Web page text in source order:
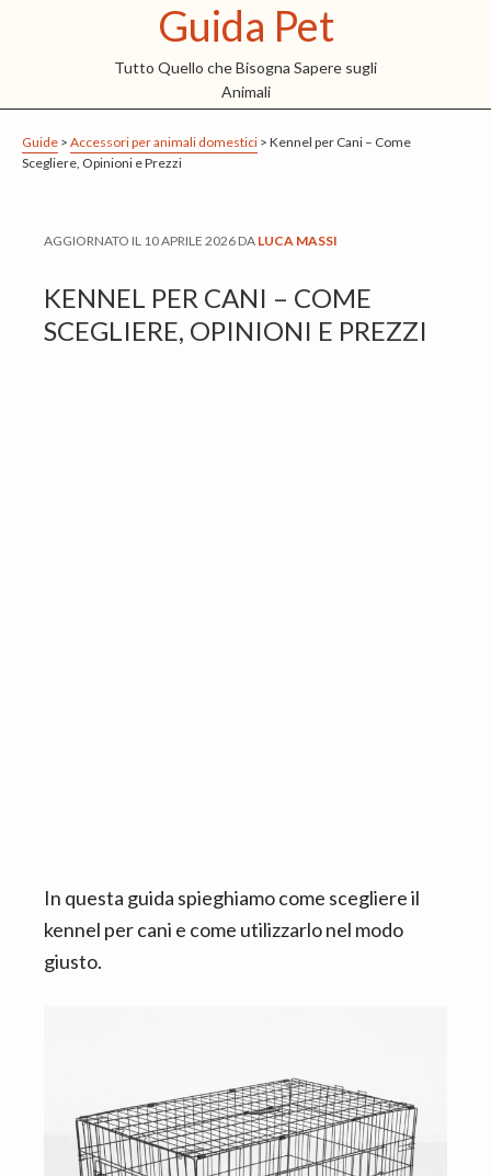
p
t
o
a
n
c
p
t
o
r
m
a
p
t
o
o
t
e
Guida Pet
Tutto Quello che Bisogna Sapere sugli
Animali
Guide > Accessori per animali domestici > Kennel per Cani – Come
Scegliere, Opinioni e Prezzi
AGGIORNATO IL 10 APRILE 2026 DA LUCA MASSI
KENNEL PER CANI – COME
SCEGLIERE, OPINIONI E PREZZI
In questa guida spieghiamo come scegliere il
kennel per cani e come utilizzarlo nel modo
giusto.